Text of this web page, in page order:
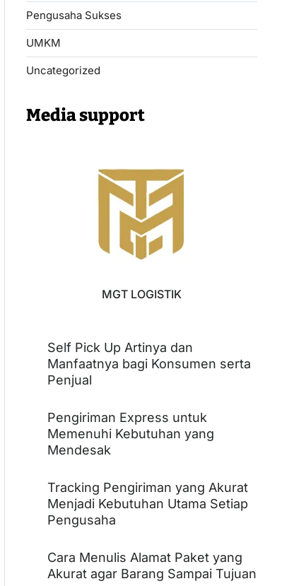
Pengusaha Sukses
UMKM
Uncategorized
Media support
MGT LOGISTIK
Self Pick Up Artinya dan
Manfaatnya bagi Konsumen serta
Penjual
Pengiriman Express untuk
Memenuhi Kebutuhan yang
Mendesak
Tracking Pengiriman yang Akurat
Menjadi Kebutuhan Utama Setiap
Pengusaha
Cara Menulis Alamat Paket yang
Akurat agar Barang Sampai Tujuan